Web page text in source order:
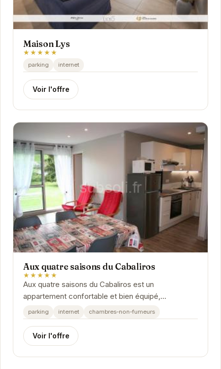
Maison Lys
★★★★★
parking internet
Voir l'offre
Aux quatre saisons du Cabaliros
★★★★★
Aux quatre saisons du Cabaliros est un
appartement confortable et bien équipé,
idéalement situé pour explorer les merveilles
d'Argelès-Gazost et...
parking internet chambres-non-fumeurs
Voir l'offre